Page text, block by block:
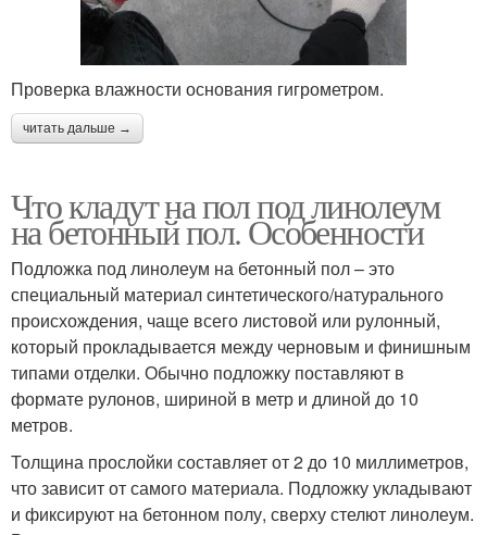
Проверка влажности основания гигрометром.
читать дальше →
Что кладут на пол под линолеум
на бетонный пол. Особенности
Подложка под линолеум на бетонный пол – это
специальный материал синтетического/натурального
происхождения, чаще всего листовой или рулонный,
который прокладывается между черновым и финишным
типами отделки. Обычно подложку поставляют в
формате рулонов, шириной в метр и длиной до 10
метров.
Толщина прослойки составляет от 2 до 10 миллиметров,
что зависит от самого материала. Подложку укладывают
и фиксируют на бетонном полу, сверху стелют линолеум.